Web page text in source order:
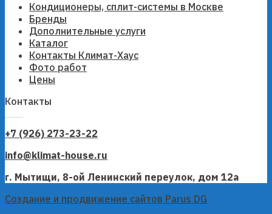
Кондиционеры, сплит-системы в Москве
Бренды
Дополнительные услуги
Каталог
Контакты Климат-Хаус
Фото работ
Цены
Контакты
+7 (926) 273-23-22
info@klimat-house.ru
г. Мытищи, 8-ой Ленинский переулок, дом 12а
Создание и продвижение сайтов Parus DG